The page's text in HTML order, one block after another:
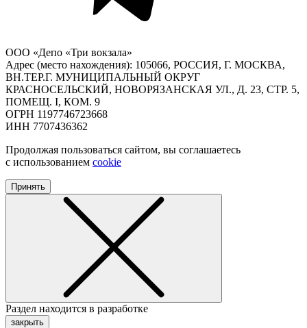
ООО «Депо «Три вокзала»
Адрес (место нахождения): 105066, РОССИЯ, Г. МОСКВА,
ВН.ТЕР.Г. МУНИЦИПАЛЬНЫЙ ОКРУГ
КРАСНОСЕЛЬСКИЙ, НОВОРЯЗАНСКАЯ УЛ., Д. 23, СТР. 5,
ПОМЕЩ. I, КОМ. 9
ОГРН 1197746723668
ИНН 7707436362
Продолжая пользоваться сайтом, вы соглашаетесь
с использованием cookie
Принять
Раздел находится в разработке
закрыть